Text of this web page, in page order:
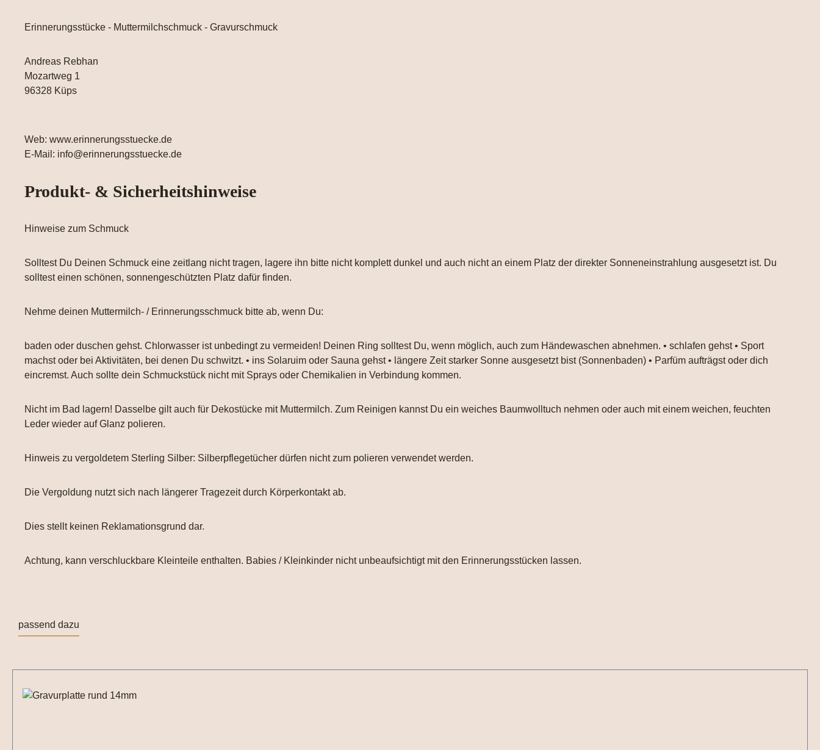
Erinnerungsstücke - Muttermilchschmuck - Gravurschmuck
Andreas Rebhan
Mozartweg 1
96328 Küps
Web: www.erinnerungsstuecke.de
E-Mail: info@erinnerungsstuecke.de
Produkt- & Sicherheitshinweise
Hinweise zum Schmuck
Solltest Du Deinen Schmuck eine zeitlang nicht tragen, lagere ihn bitte nicht komplett dunkel und auch nicht an einem Platz der direkter Sonneneinstrahlung ausgesetzt ist. Du
solltest einen schönen, sonnengeschützten Platz dafür finden.
Nehme deinen Muttermilch- / Erinnerungsschmuck bitte ab, wenn Du:
baden oder duschen gehst. Chlorwasser ist unbedingt zu vermeiden! Deinen Ring solltest Du, wenn möglich, auch zum Händewaschen abnehmen. • schlafen gehst • Sport
machst oder bei Aktivitäten, bei denen Du schwitzt. • ins Solaruim oder Sauna gehst • längere Zeit starker Sonne ausgesetzt bist (Sonnenbaden) • Parfüm aufträgst oder dich
eincremst. Auch sollte dein Schmuckstück nicht mit Sprays oder Chemikalien in Verbindung kommen.
Nicht im Bad lagern! Dasselbe gilt auch für Dekostücke mit Muttermilch. Zum Reinigen kannst Du ein weiches Baumwolltuch nehmen oder auch mit einem weichen, feuchten
Leder wieder auf Glanz polieren.
Hinweis zu vergoldetem Sterling Silber: Silberpflegetücher dürfen nicht zum polieren verwendet werden.
Die Vergoldung nutzt sich nach längerer Tragezeit durch Körperkontakt ab.
Dies stellt keinen Reklamationsgrund dar.
Achtung, kann verschluckbare Kleinteile enthalten. Babies / Kleinkinder nicht unbeaufsichtigt mit den Erinnerungsstücken lassen.
passend dazu